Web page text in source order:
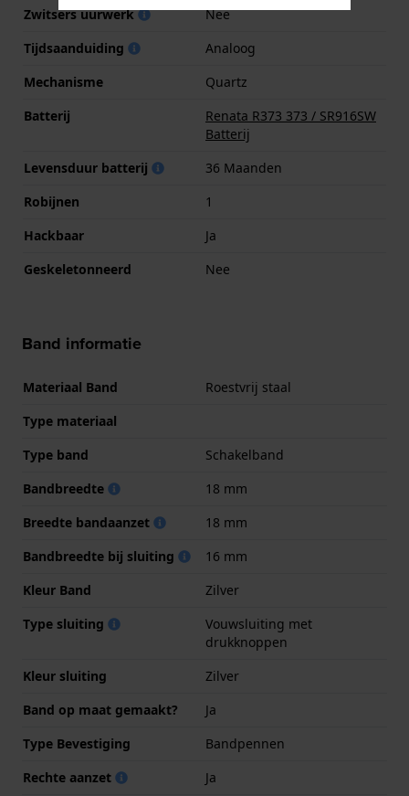
Zwitsers uurwerk
Nee
Tijdsaanduiding
Analoog
Mechanisme
Quartz
Batterij
Renata R373 373 / SR916SW
Batterij
Levensduur batterij
36 Maanden
Robijnen
1
Hackbaar
Ja
Geskeletonneerd
Nee
Band informatie
Materiaal Band
Roestvrij staal
Type materiaal
Type band
Schakelband
Bandbreedte
18 mm
Breedte bandaanzet
18 mm
Bandbreedte bij sluiting
16 mm
Kleur Band
Zilver
Type sluiting
Vouwsluiting met
drukknoppen
Kleur sluiting
Zilver
Band op maat gemaakt?
Ja
Type Bevestiging
Bandpennen
Rechte aanzet
Ja